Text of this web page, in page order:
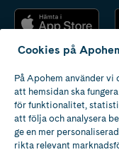
Apotek med tillstånd
av Läkemedelsverket
Cookies på
På Apohem använder vi
att hemsidan ska
för funktionalitet,
att följa och analysera
ge en mer
rikta relevant